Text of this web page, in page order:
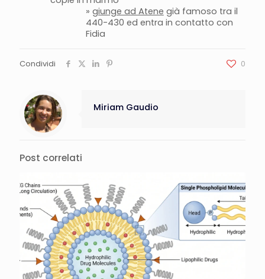
» giunge ad Atene già famoso tra il
440-430 ed entra in contatto con
Fidia
Condividi 0
Miriam Gaudio
Post correlati